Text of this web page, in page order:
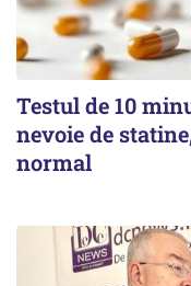
Testul de 10
nevoie de
normal